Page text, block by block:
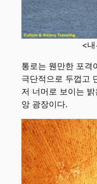
<
통로는 웬만한 포격
극단적으로 두껍고
저 너머로 보이는
앙 광장이다.